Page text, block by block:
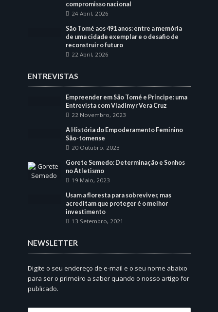
compromisso nacional
24 Abril, 2026
São Tomé aos 491 anos: entre a memória
de uma cidade exemplar e o desafio de
reconstruir o futuro
22 Abril, 2026
ENTREVISTAS
Empreender em São Tomé e Príncipe: uma
Entrevista com Vladimyr Vera Cruz
22 Novembro, 2023
A História do Empoderamento Feminino
São-tomense
20 Outubro, 2023
Gorete Semedo: Determinação e Sonhos
no Atletismo
19 Maio, 2023
Usam a floresta para sobreviver, mas
acreditam que proteger é o melhor
investimento
13 Setembro, 2021
NEWSLETTER
Digite o seu endereço de e-mail e o seu nome abaixo
para ser o primeiro a saber quando o nosso artigo for
publicado.